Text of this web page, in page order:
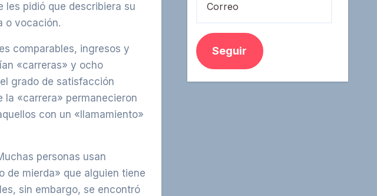
les pidió que describiera su
o vocación.
comparables, ingresos y
«carreras» y ocho
grado de satisfacción
la «carrera» permanecieron
con un «llamamiento»
personas usan
de mierda» que alguien tiene
sin embargo, se encontró
Seguir